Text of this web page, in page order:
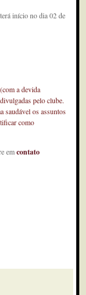
início no dia 02 de
a devida
pelo clube.
saudável os assuntos
como
emcontato